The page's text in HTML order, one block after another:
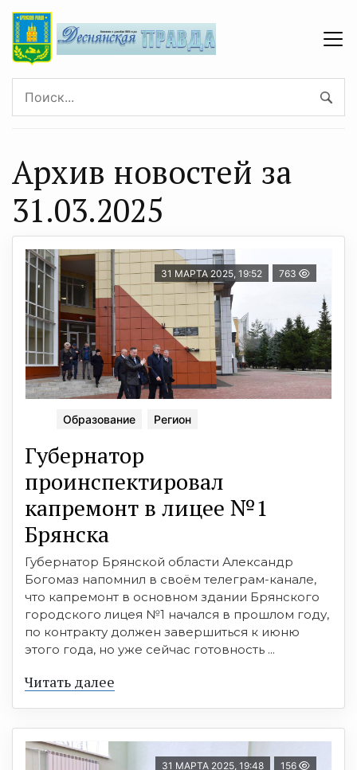
Архив новостей за
31.03.2025
31 МАРТА 2025, 19:52 763
Образование Регион
Губернатор
проинспектировал
капремонт в лицее №1
Брянска
Губернатор Брянской области Александр
Богомаз напомнил в своём телеграм-канале,
что капремонт в основном здании Брянского
городского лицея №1 начался в прошлом году,
по контракту должен завершиться к июню
этого года, но уже сейчас готовность ...
Читать далее
31 МАРТА 2025, 19:48 156